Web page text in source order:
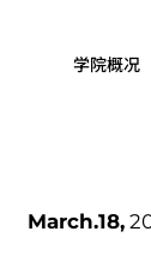
学院概况
March.18,